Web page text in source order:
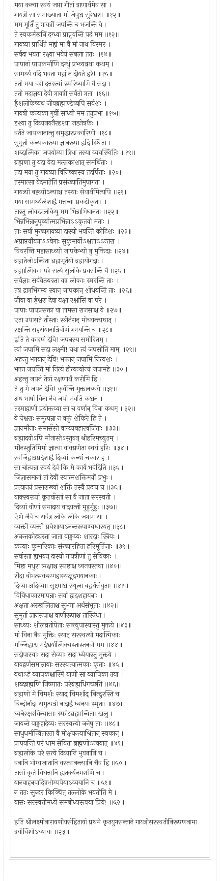
मया कन्या स्वयं जप्ता गीतां त्राणार्थमेव सा ।
गायत्री सा समाख्याता मां जेपुश्च सुरेश्वराः ॥१२॥
मम मूर्तिं तु गायत्रीं जपन्ति च भजन्ति ये ।
ते स्वकर्मखनिं दग्ध्वा प्राप्नुवन्ति पदं मम ॥१२॥
गायत्र्या प्रार्थितं मह्यं मा वै मां नाथ विस्मर ।
सर्वदा भवता रक्ष्या भवेयं सबला ततः ॥१४॥
पापानां पापकर्माणि दग्धुं प्रभ्व्यन्नथा कथम् ।
सामर्थ्यं यदि भवता मह्यं न दीयते हरे! ॥१५॥
ततो मया वरो दत्तस्त्वां स्मरिष्यामि वै सदा ।
ततो मदाज्ञया देवी गायत्री सर्वतो गता ॥१६॥
ईशलोकेष्वथ जीवब्रह्माण्डेष्वपि सर्वशः ।
गायत्री कन्यका गुर्वी साध्वी मम तनुप्रभा ॥१७॥
दृश्या तु दिव्यनयनैरदृश्या जडनेत्रकैः ।
वर्तते जापकानान्तु समुद्धारप्रकारिणी ॥१८॥
सुमूर्ता कन्यकारूपा ज्ञानरूपा हृदि स्थिता ।
शब्दात्मिका जपयोग्या त्रिधा तस्या व्यवस्थितिः ॥१९॥
ब्रह्मणा तु यदा वेदा मत्सकाशात् समर्थिताः ।
तदा मया तु गायत्र्या विनिष्कास्य तदर्पिताः ॥२०॥
तस्मात्सा वेदमातेति प्रसंख्यातिमुपागता ।
गायत्र्यो बह्व्योऽन्याश्च तस्याः सेवार्थमित्यपि ॥२१॥
मया सामर्थ्यलेशाद्वै मत्तन्वा प्रकटीकृताः ।
तास्तु लोकप्रलोकेषु मम भिन्नाभिधानतः ॥२२॥
भिन्नभिन्नानुपूर्व्यात्मप्रभिन्नाऽऽकृतयो मताः ।
ताः सर्वा मुख्यगायत्र्या दास्यो भवन्ति कोटिशः ॥२३॥
अप्राप्तयौवनाऽऽवेगाः सुकुमार्योऽक्षताऽऽन्तरा ।
विचरन्ति महासाध्व्यो जापकेभ्यो नु मुक्तिदाः ॥२४॥
ब्रह्मतेजोऽन्विता ब्रह्ममूर्तयो ब्रह्मयोगदाः ।
ब्रह्मात्मिकाः परे सत्ये सुलोके प्रवसन्ति वै ॥२५॥
सर्वज्ञाः सर्ववेत्त्र्यस्ता यत्र लोकाः स्मरन्ति ताः ।
तत्र द्रागभिगम्य स्वान् जापकान् शोधयन्ति ताः ॥२६॥
जीवा वा ईश्वरा देवा यक्षा रक्षांसि वा परे ।
पापाः पापप्रसक्ता वा तामसा राजसाश्च ये ॥२७॥
एता उपासते ताँस्ताः स्त्रीर्नरान् मोचयन्त्यघात् ।
रक्षन्ति सहसंयानान्निर्वाणं गमयन्ति च ॥२८॥
इति ते कारणं देवि! जपनस्य समीरितम् ।
त्वां जपामि सदा लक्ष्मी! यथा त्वं जपसीति माम् ॥२९॥
अहन्तु भगवान् देवि! भक्तान् जपामि नित्यशः ।
भक्ता जपन्ति मां नित्यं हीत्यन्योन्यं जपामहे ॥३०॥
अहन्तु जपनं तेषां रक्षणार्थं करोमि हि ।
ते तु मे जपनं देवि! कुर्वन्ति मुक्तलब्धये ॥३१॥
अथ भाषां विना नैव जपो भवति कश्चन ।
तस्माद्वाणी प्रयोक्तव्या सा च वर्णान् विना कथम् ॥३२॥
ये चेश्वराः समुत्पन्ना न वक्तुं शेकिरे हि ते ।
ज्ञानमौनाः समासँस्ते वाग्व्यवहारवर्जिताः ॥३३॥
ब्रह्मादयोऽपि मौनास्तेऽस्तुवन् श्रीहरिमच्युतम् ।
मौनस्तुतिमिमां ज्ञात्वा वाक्प्रणेता स्वयं हरिः ॥३४॥
स्वजिह्वाग्रप्रदेशाद्वै दिव्यां कन्यां चकार ह ।
सा चोत्पन्ना स्वयं देवं कि मे कार्यं भवेदिति ॥३५॥
जिज्ञासमानां तां देवीं स्वात्मशक्तिमयीं प्रभुः ।
प्रत्याननं प्रसाराख्यां शक्तिं तस्यै प्रदाय च ॥३६॥
वाक्स्वरूपां कृतवाँस्तां सा वै जाता सरस्वती ।
दिव्यां वीणां समादाय वादयन्ती मुहुर्मुहुः ॥३७॥
ऐशे जैवे च सर्वत्र लोके लोके जगाम सा ।
व्यक्तौ व्यक्तौ प्रवेशायाऽनन्तरूपाण्यधारयत् ॥३८॥
अनन्तकोट्यस्ता जाता वाङ्मय्यः शारदाः स्त्रियः ।
कन्याः कुमारिकाः संख्यारहिता हरिमूर्तिजाः ॥३९॥
सर्वास्ता ह्यभवन् दास्यो गायत्रीणां तु सेविकाः ।
मिष्टा मधुरा ऋक्षाश्च स्पष्टाश्च ध्वनयस्तथा ॥४०॥
रौद्रा बीभत्सकरुणहास्यक्षुद्रभयानकाः ।
दिव्या अदिव्याः सूक्ष्माश्च स्थूला बह्वर्थसंयुताः ॥४१॥
विविधाकारमापन्नाः सर्वा द्वादशहायनाः ।
अक्षता अस्खलिताश्च सुभगा अर्थसंभृताः ॥४२॥
सुमूर्ता ज्ञानरूपाश्च वाणीरूपाश्च तास्त्रिधा ।
साध्व्यः शीलव्रतोपेताः सन्त्युपास्यास्तु मुक्तये ॥४३॥
मां विना नैव मुक्तिः स्यात् सरस्वत्यो मदात्मिकाः ।
मज्जिह्वाश्च मदैश्वर्यात्मिक्यस्तास्तनवो मम ॥४४॥
सदोपास्याः सदा सेव्याः सदा ध्येयास्तु मुक्तये ।
यावद्वर्णसमाम्नायाः सरस्वत्यात्मकाः कृताः ॥४५॥
यथाऽहं व्यापकश्चास्मि वाणी सा व्यापिका तया ।
शब्दब्रह्मणि निष्णातः परंब्रह्मधिगच्छति ॥४६॥
ब्रह्मणो मे विमर्शः स्याद् विमर्शाद् बिन्दुरस्ति च ।
बिन्दोर्नादः समुत्पन्नो नादाद्वै ध्वनयः स्मृताः ॥४७॥
ध्वनेरक्षरविन्यासाः स्फोटब्रह्मान्विताः खलु ।
जायन्ते वाङ्महादेव्यः सरस्वत्यो जनेषु ताः ॥४८॥
साधुधर्मान्वितास्ता वै मोक्षयन्त्याश्रितान् स्वकान् ।
प्रापयन्ति परं धाम सेविता ब्रह्मणोऽन्वयात् ॥४९॥
ब्रह्मलोके परे सत्ये दिव्यानि भुवनानि च ।
वनानि भोग्यजातानि वस्त्वानन्त्यानि चैव हि ॥५०॥
तासां कृते विधत्तानि ह्यतर्क्यनगराणि च ।
यानवाहनवादित्रभोग्यपेयाऽव्ययानि च ॥५१॥
न ततः सुन्दर किञ्चित् तल्लोके भवतीति मे ।
वासः सरस्वतीमध्ये समबोध्यस्त्वया प्रिये! ॥५२॥
इति श्रीलक्ष्मीनारायणीयसंहितायां प्रथमे कृतयुगसन्ताने गायत्रीसरस्वतीनिरूपणनामा
त्रयोविंशोऽध्यायः ॥२३॥